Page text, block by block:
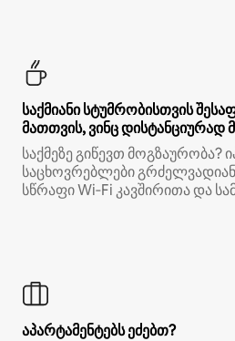
საქმიანი სტუმრობისთვის
მათთვის, ვინც დისტანციურად
საქმეზე გიწევთ მოგზაურობა?
საცხოვრებლები
სწრაფი Wi‑Fi კავშირითა და
აპარტამენტებს ეძებთ?